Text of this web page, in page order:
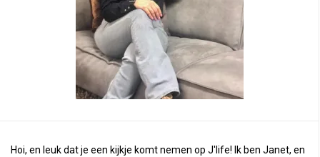
Hoi, en leuk dat je een kijkje komt nemen op J'life! Ik ben Janet, en